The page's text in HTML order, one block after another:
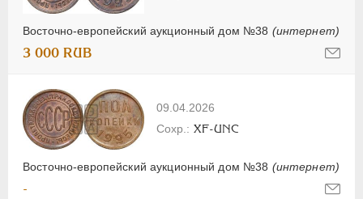
Восточно-европейский аукционный дом №38 (интернет)
3 000 RUB
09.04.2026
Восточно-европейский аукционный дом №38 (интернет)
XF-UNC
-